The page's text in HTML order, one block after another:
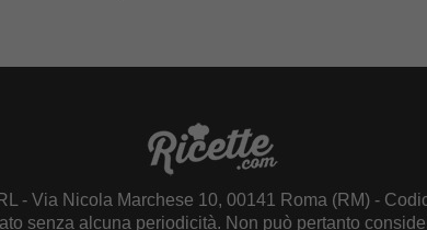
- Via Nicola Marchese 10, 00141 Roma (RM) -
senza alcuna periodicità. Non può pertanto